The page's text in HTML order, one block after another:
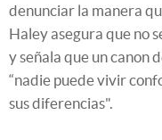
denunciar la manera
Haley asegura que no
y señala que un canon
“nadie puede vivir
sus diferencias".